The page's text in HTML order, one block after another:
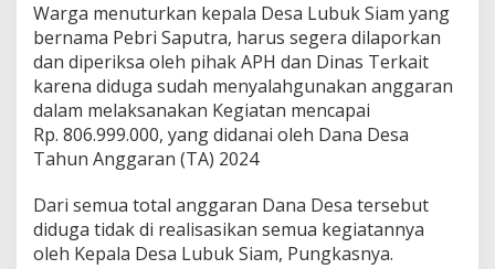
Warga menuturkan kepala Desa Lubuk Siam yang
bernama Pebri Saputra, harus segera dilaporkan
dan diperiksa oleh pihak APH dan Dinas Terkait
karena diduga sudah menyalahgunakan anggaran
dalam melaksanakan Kegiatan mencapai
Rp. 806.999.000, yang didanai oleh Dana Desa
Tahun Anggaran (TA) 2024
Dari semua total anggaran Dana Desa tersebut
diduga tidak di realisasikan semua kegiatannya
oleh Kepala Desa Lubuk Siam, Pungkasnya.